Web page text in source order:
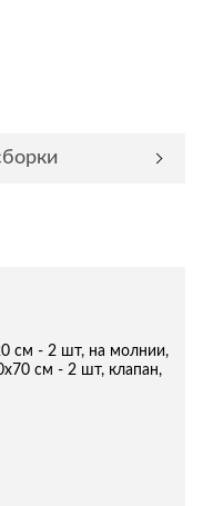
см - 2 шт, на молнии,
см - 2 шт, клапан,